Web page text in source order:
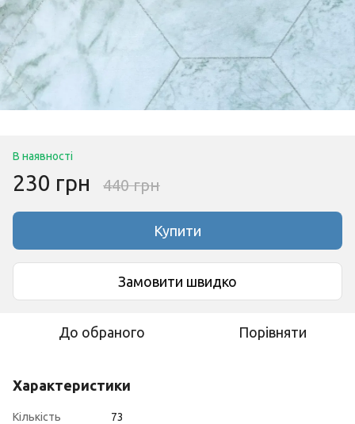
В наявності
230 грн 440 грн
Купити
Замовити швидко
До обраного Порівняти
Характеристики
Кількість
73